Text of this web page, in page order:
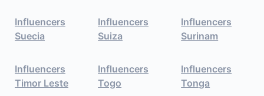
Influencers
Suecia
Influencers
Suiza
Influencers
Surinam
Influencers
Timor Leste
Influencers
Togo
Influencers
Tonga